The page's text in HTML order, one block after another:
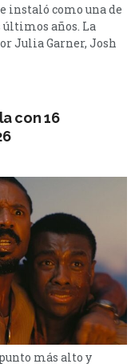
instaló como una de
años. La
Julia Garner, Josh
de la
desaparición de
con 16
más alto y